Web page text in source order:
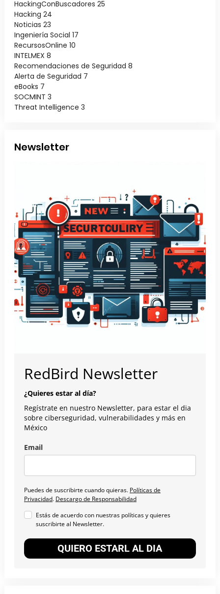
HackingConBuscadores 25
Hacking 24
Noticias 23
Ingeniería Social 17
RecursosOnline 10
INTELMEX 8
Recomendaciones de Seguridad 8
Alerta de Seguridad 7
eBooks 7
SOCMINT 3
Threat Intelligence 3
Newsletter
RedBird Newsletter
¿Quieres estar al día?
Regístrate en nuestro Newsletter, para estar el dia
sobre ciberseguridad, vulnerabilidades y más en
México
Email
Puedes de suscribirte cuando quieras. Políticas de
Privacidad. Descargo de Responsabilidad
Estás de acuerdo con nuestras políticas y quieres
suscribirte al Newsletter.
QUIERO ESTARL AL DIA